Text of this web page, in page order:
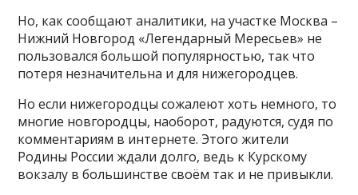
Но, как сообщают аналитики, на участке Москва –
Нижний Новгород «Легендарный Мересьев» не
пользовался большой популярностью, так что
потеря незначительна и для нижегородцев.
Но если нижегородцы сожалеют хоть немного, то
многие новгородцы, наоборот, радуются, судя по
комментариям в интернете. Этого жители
Родины России ждали долго, ведь к Курскому
вокзалу в большинстве своём так и не привыкли.